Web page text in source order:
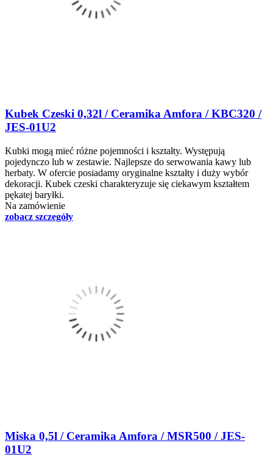
Kubek Czeski 0,32l / Ceramika Amfora / KBC320 /
JES-01U2
Kubki mogą mieć różne pojemności i kształty. Występują
pojedynczo lub w zestawie. Najlepsze do serwowania kawy lub
herbaty. W ofercie posiadamy oryginalne kształty i duży wybór
dekoracji. Kubek czeski charakteryzuje się ciekawym kształtem
pękatej baryłki.
Na zamówienie
zobacz szczegóły
Miska 0,5l / Ceramika Amfora / MSR500 / JES-
01U2